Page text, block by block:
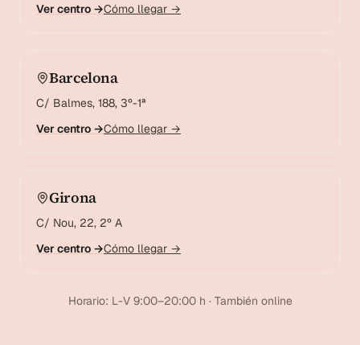
Ver centro →Cómo llegar →
Barcelona
C/ Balmes, 188, 3º-1ª
Ver centro →Cómo llegar →
Girona
C/ Nou, 22, 2º A
Ver centro →Cómo llegar →
Horario: L-V 9:00–20:00 h · También online